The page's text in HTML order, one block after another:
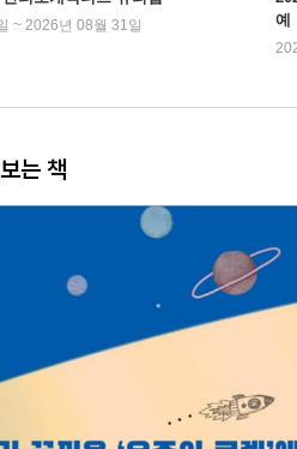
~ 2026년 08월 31일
예
는 책